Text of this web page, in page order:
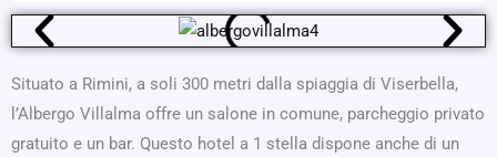
Situato a Rimini, a soli 300 metri dalla spiaggia di Viserbella,
l’Albergo Villalma offre un salone in comune, parcheggio privato
gratuito e un bar. Questo hotel a 1 stella dispone anche di un